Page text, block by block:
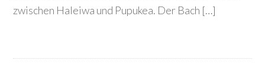
zwischen Haleiwa und Pupukea. Der Bach […]